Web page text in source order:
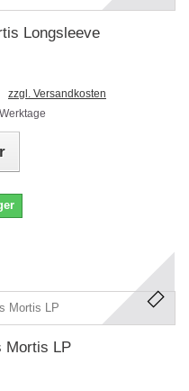
Longsleeve
zzgl. Versandkosten
Mortis LP